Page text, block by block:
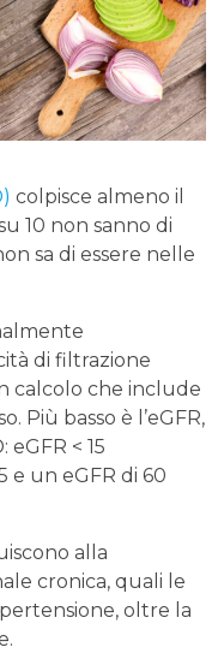
colpisce almeno il
10 non sanno di
sa di essere nelle
di filtrazione
calcolo che include
Più basso è l’eGFR,
< 15
e un eGFR di 60
alla
cronica, quali le
oltre la